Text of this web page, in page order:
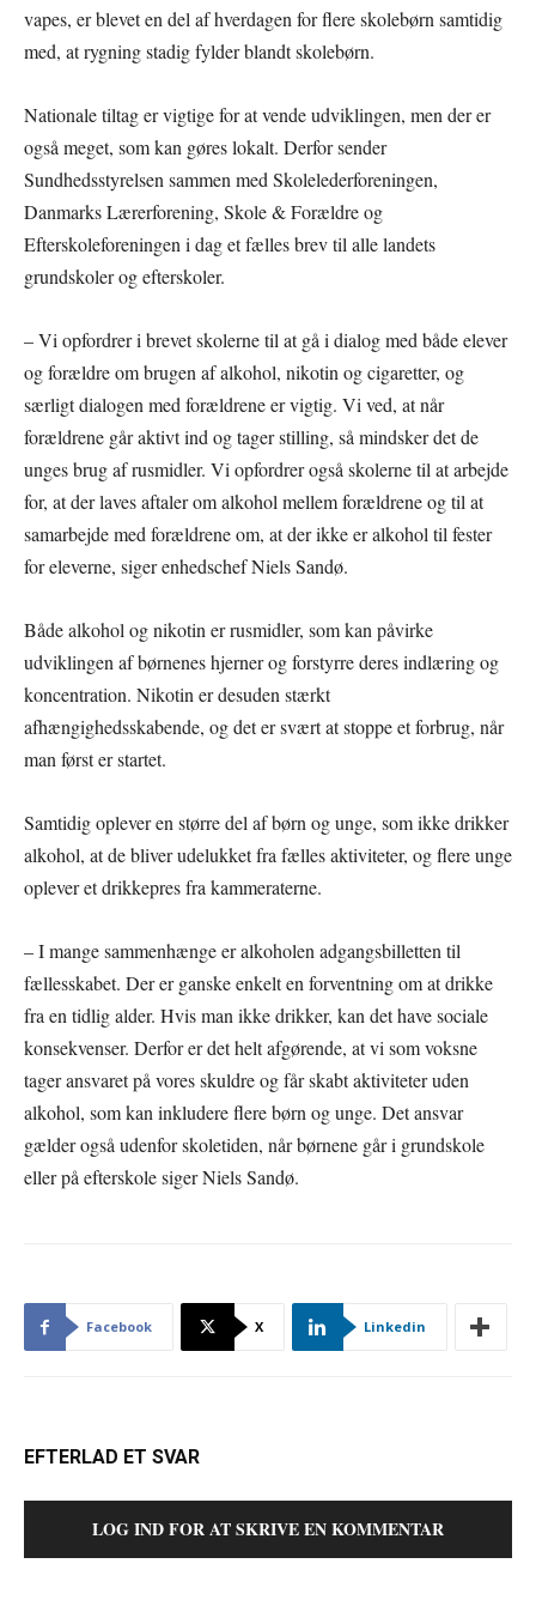
vapes, er blevet en del af hverdagen for flere skolebørn samtidig
med, at rygning stadig fylder blandt skolebørn.
Nationale tiltag er vigtige for at vende udviklingen, men der er
også meget, som kan gøres lokalt. Derfor sender
Sundhedsstyrelsen sammen med Skolelederforeningen,
Danmarks Lærerforening, Skole & Forældre og
Efterskoleforeningen i dag et fælles brev til alle landets
grundskoler og efterskoler.
– Vi opfordrer i brevet skolerne til at gå i dialog med både elever
og forældre om brugen af alkohol, nikotin og cigaretter, og
særligt dialogen med forældrene er vigtig. Vi ved, at når
forældrene går aktivt ind og tager stilling, så mindsker det de
unges brug af rusmidler. Vi opfordrer også skolerne til at arbejde
for, at der laves aftaler om alkohol mellem forældrene og til at
samarbejde med forældrene om, at der ikke er alkohol til fester
for eleverne, siger enhedschef Niels Sandø.
Både alkohol og nikotin er rusmidler, som kan påvirke
udviklingen af børnenes hjerner og forstyrre deres indlæring og
koncentration. Nikotin er desuden stærkt
afhængighedsskabende, og det er svært at stoppe et forbrug, når
man først er startet.
Samtidig oplever en større del af børn og unge, som ikke drikker
alkohol, at de bliver udelukket fra fælles aktiviteter, og flere unge
oplever et drikkepres fra kammeraterne.
– I mange sammenhænge er alkoholen adgangsbilletten til
fællesskabet. Der er ganske enkelt en forventning om at drikke
fra en tidlig alder. Hvis man ikke drikker, kan det have sociale
konsekvenser. Derfor er det helt afgørende, at vi som voksne
tager ansvaret på vores skuldre og får skabt aktiviteter uden
alkohol, som kan inkludere flere børn og unge. Det ansvar
gælder også udenfor skoletiden, når børnene går i grundskole
eller på efterskole siger Niels Sandø.
Facebook X Linkedin
EFTERLAD ET SVAR
LOG IND FOR AT SKRIVE EN KOMMENTAR